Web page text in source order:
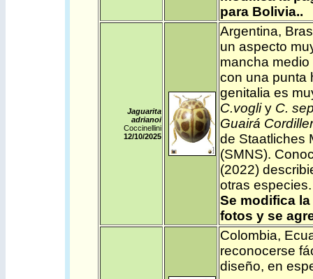
para Bolivia..
Jaguarita
adrianoi
Coccinellini
12/10/2025
Argentina,
un aspecto
mancha
con una punta
genitalia es
C.vogliy C.
Guairá
de Staatliches
(SMNS).
(2022)
otras especies.
Se modifica
fotos y se
Colombia,
reconocerse
diseño, en